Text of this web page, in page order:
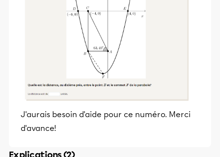
J'aurais besoin d'aide pour ce numéro. Merci
d'avance!